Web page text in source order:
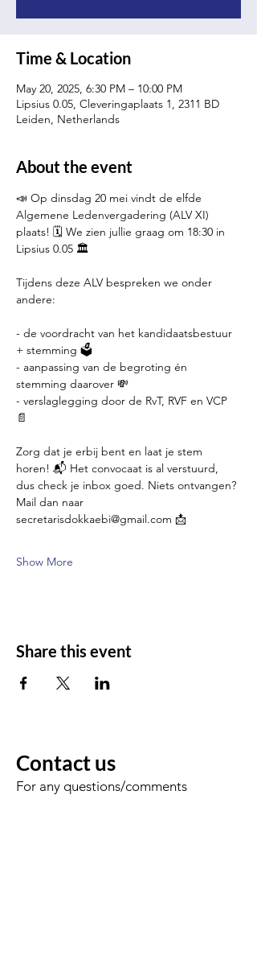
Time & Location
May 20, 2025, 6:30 PM – 10:00 PM
Lipsius 0.05, Cleveringaplaats 1, 2311 BD
Leiden, Netherlands
About the event
📣 Op dinsdag 20 mei vindt de elfde
Algemene Ledenvergadering (ALV XI)
plaats! 🗓️ We zien jullie graag om 18:30 in
Lipsius 0.05 🏛️
Tijdens deze ALV bespreken we onder
andere:
- de voordracht van het kandidaatsbestuur
+ stemming 🗳️
- aanpassing van de begroting én
stemming daarover 💸
- verslaglegging door de RvT, RVF en VCP
📄
Zorg dat je erbij bent en laat je stem
horen! 📬 Het convocaat is al verstuurd,
dus check je inbox goed. Niets ontvangen?
Mail dan naar
secretarisdokkaebi@gmail.com 📩
Show More
Share this event
Contact us
For any questions/comments